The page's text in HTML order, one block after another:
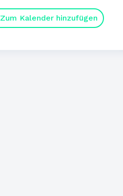
Zum Kalender hinzufügen